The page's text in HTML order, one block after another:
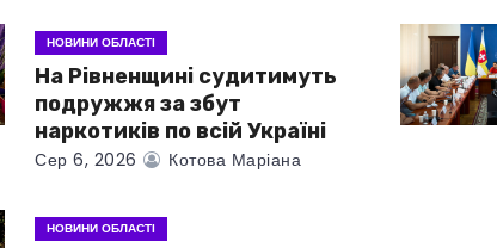
НОВИНИ ОБЛАСТІ
На Рівненщині судитимуть
подружжя за збут
наркотиків по всій Україні
Сер 6, 2026 Котова Маріана
НОВИНИ ОБЛАСТІ